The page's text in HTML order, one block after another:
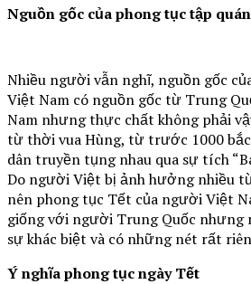
Nguồn gốc của phong tục tập
Nhiều người vẫn nghĩ, nguồn gốc
Việt Nam có nguồn gốc từ Trung
Nam nhưng thực chất không phải
từ thời vua Hùng, từ trước 1000
dân truyền tụng nhau qua sự tích
Do người Việt bị ảnh hưởng nhiều
nên phong tục Tết của người Việt
giống với người Trung Quốc nhưng
sự khác biệt và có những nét rất
Ý nghĩa phong tục ngày Tết